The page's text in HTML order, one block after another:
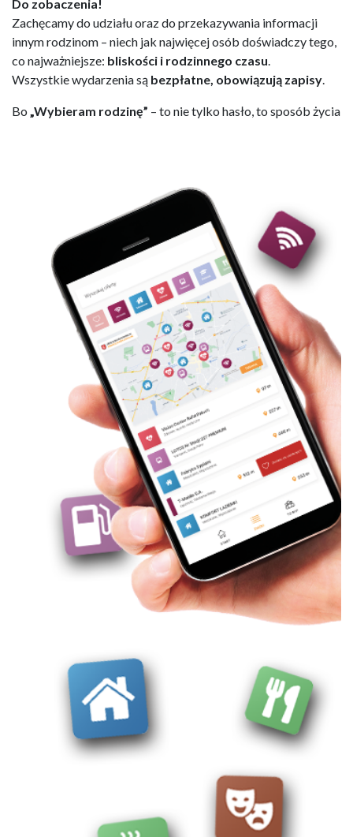
Do zobaczenia!
Zachęcamy do udziału oraz do przekazywania informacji
innym rodzinom – niech jak najwięcej osób doświadczy tego,
co najważniejsze: bliskości i rodzinnego czasu.
Wszystkie wydarzenia są bezpłatne, obowiązują zapisy.
Bo „Wybieram rodzinę” – to nie tylko hasło, to sposób życia